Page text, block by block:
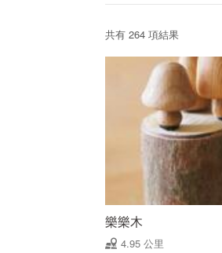
共有 264 項結果
樂樂木
4.95 公里